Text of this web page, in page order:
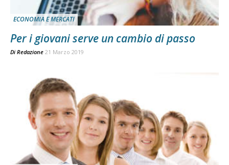
ECONOMIA E MERCATI
Per i giovani serve un cambio di passo
Di Redazione 21 Marzo 2019